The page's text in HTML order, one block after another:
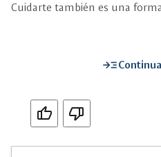
Cuidarte también es una
read_more
Si No